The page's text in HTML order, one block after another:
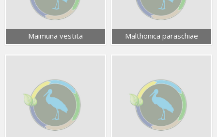
Maimuna vestita Malthonica paraschiae